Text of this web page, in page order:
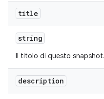
title
string
Il titolo di questo snapshot.
description